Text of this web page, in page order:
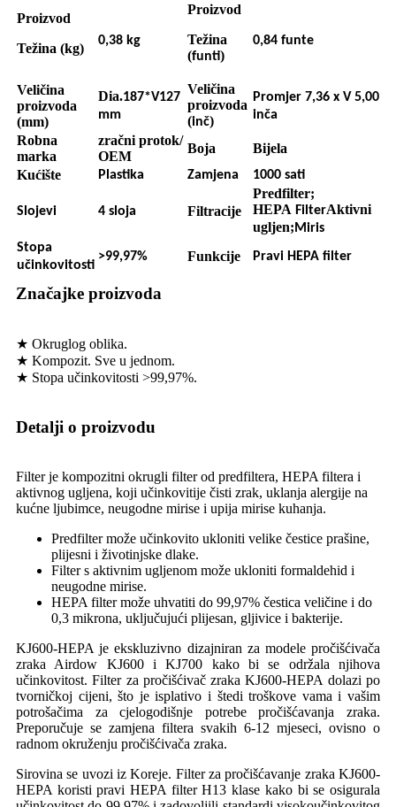
Proizvod
Težina (kg)
0,38 kg
Proizvod
Težina
(funti)
0,84 funte
Veličina
proizvoda
(mm)
Dia.187*V127
mm
Veličina
proizvoda
(inč)
Promjer 7,36 x V 5,00
inča
Robna
marka
zračni protok/
OEM
Boja
Bijela
Kućište
Plastika Zamjena 1000 sati
Slojevi 4 sloja Filtracije
Predfilter;
HEPA FilterAktivni
ugljen;Miris
Stopa
učinkovitosti
>99,97% Funkcije Pravi HEPA filter
Značajke proizvoda
★ Okruglog oblika.
★ Kompozit. Sve u jednom.
★ Stopa učinkovitosti >99,97%.
Detalji o proizvodu
Filter je kompozitni okrugli filter od predfiltera, HEPA filtera i
aktivnog ugljena, koji učinkovitije čisti zrak, uklanja alergije na
kućne ljubimce, neugodne mirise i upija mirise kuhanja.
Predfilter može učinkovito ukloniti velike čestice prašine,
plijesni i životinjske dlake.
Filter s aktivnim ugljenom može ukloniti formaldehid i
neugodne mirise.
HEPA filter može uhvatiti do 99,97% čestica veličine i do
0,3 mikrona, uključujući plijesan, gljivice i bakterije.
KJ600-HEPA je ekskluzivno dizajniran za modele pročišćivača
zraka Airdow KJ600 i KJ700 kako bi se održala njihova
učinkovitost. Filter za pročišćivač zraka KJ600-HEPA dolazi po
tvorničkoj cijeni, što je isplativo i štedi troškove vama i vašim
potrošačima za cjelogodišnje potrebe pročišćavanja zraka.
Preporučuje se zamjena filtera svakih 6-12 mjeseci, ovisno o
radnom okruženju pročišćivača zraka.
Sirovina se uvozi iz Koreje. Filter za pročišćavanje zraka KJ600-
HEPA koristi pravi HEPA filter H13 klase kako bi se osigurala